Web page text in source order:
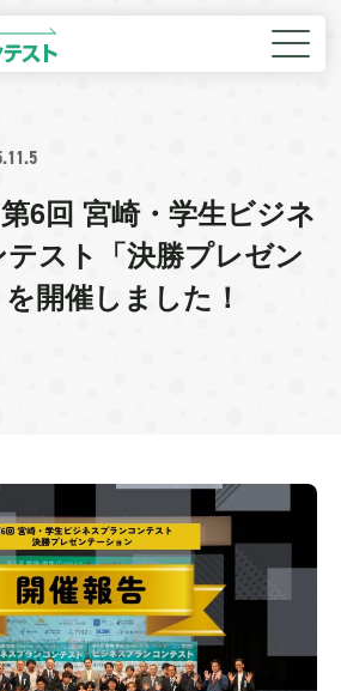
第6回 宮崎・学生ビジネ
スト「決勝プレゼン
開催しました！